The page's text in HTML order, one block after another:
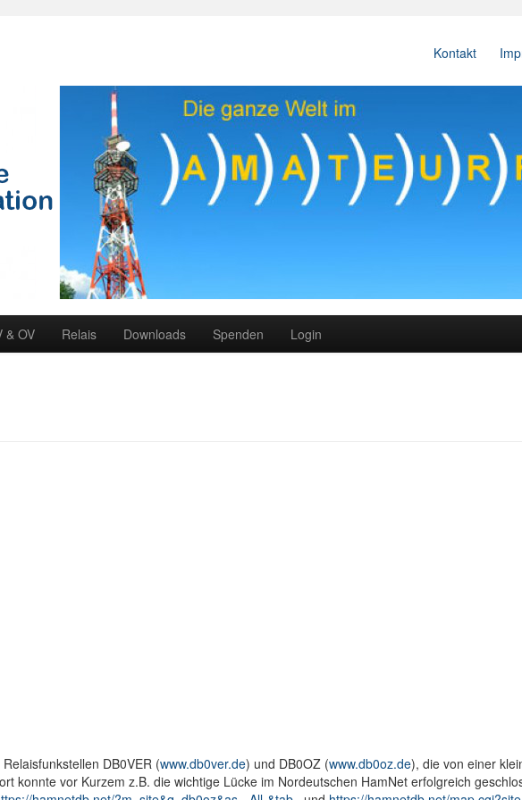
Kontakt
& OV Relais Downloads Spenden Login
DB0VER (www.db0ver.de) und DB0OZ (www.db0oz.de), die von einer
konnte vor Kurzem z.B. die wichtige Lücke im Nordeutschen HamNet erfolgreich